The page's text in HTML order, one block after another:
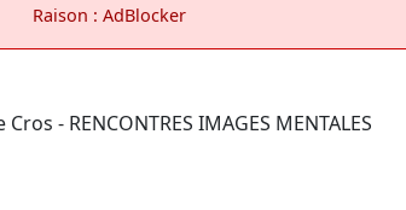
Raison : AdBlocker